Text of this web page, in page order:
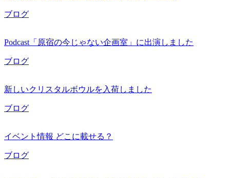
ブログ
Podcast「原宿の今じゃない企画室」に出演しました
ブログ
新しいクリスタルボウルを入荷しました
ブログ
イベント情報 どこに載せる？
ブログ